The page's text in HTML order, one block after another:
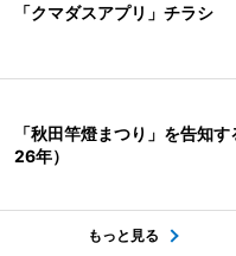
「クマダスアプリ」チラシ
「秋田竿燈まつり」を告知
26年）
もっと見る